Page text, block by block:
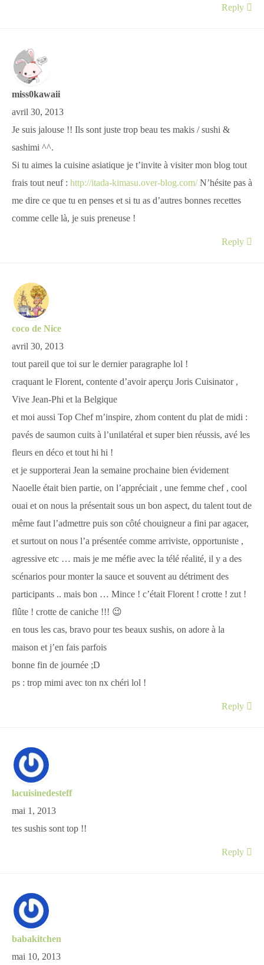
Reply
miss0kawaii
avril 30, 2013
Je suis jalouse !! Ils sont juste trop beau tes makis / sushi &
sashimi ^^.
Si tu aimes la cuisine asiatique je t’invite à visiter mon blog tout
frais tout neuf : http://itada-kimasu.over-blog.com/N’hésite pas à
me dire ce que tu en penses et si tu as d’autres bonnes recettes
comme celle là, je suis preneuse !
Reply
coco de Nice
avril 30, 2013
tout pareil que toi sur le dernier paragraphe lol !
craquant le Florent, contente d’avoir aperçu Joris Cuisinator ,
Vive Jean-Phi et la Belgique
et moi aussi Top Chef m’inspire, zhom content du plat de midi :
pavés de saumon cuits à l’unilatéral et super bien réussis, avé les
fleurs en déco et tout hi hi !
et je supporterai Jean la semaine prochaine bien évidement
Naoelle était bien partie, on l’appréciait , une femme chef , cool
ouai et on nous la présentait sous un bon aspect, du talent tout de
même faut l’admettre puis son côté chouigneur a fini par agacer,
et surtout on nous l’a présentée comme arriviste, opportuniste ,
agressive etc … mais je me méfie avec la télé réalité, il y a des
scénarios pour monter la sauce et souvent au détriment des
participants .. mais bon … Mince ! c’était Florent ! crotte ! zut !
flûte ! crotte de caniche !!! 😉
en tous les cas, bravo pour tes beaux sushis, on adore à la
maison et j’en fais parfois
bonne fin de journée ;D
ps : trop mimi avec ton nx chéri lol !
Reply
lacuisinedesteff
mai 1, 2013
tes sushis sont top !!
Reply
babakitchen
mai 10, 2013